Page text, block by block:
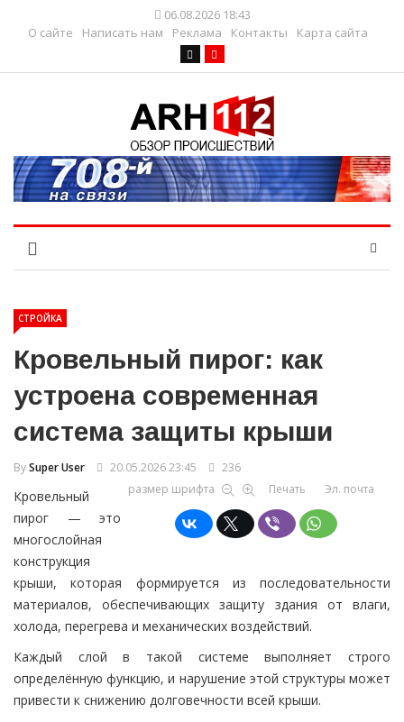
06.08.2026 18:43
О сайте
Написать нам Реклама Контакты Карта сайта
СТРОЙКА
Кровельный пирог: как
устроена современная
система защиты крыши
BySuper User 20.05.2026 23:45
236
размер шрифта
Печать Эл. почта
Кровельный
пирог — это
многослойная
конструкция
крыши, которая формируется из последовательности
материалов, обеспечивающих защиту здания от влаги,
холода, перегрева и механических воздействий.
Каждый слой в такой системе выполняет строго
определённую функцию, и нарушение этой структуры может
привести к снижению долговечности всей крыши.